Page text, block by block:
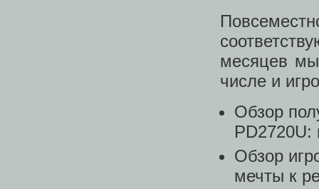
месяцев мы
числе и
Обзор
PD2720U:
Обзор
мечты к